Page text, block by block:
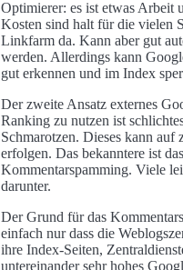
Optimierer: es ist etwas Arbeit
Kosten sind halt für die vielen
Linkfarm da. Kann aber gut
werden. Allerdings kann
gut erkennen und im Index
Der zweite Ansatz externes
Ranking zu nutzen ist
Schmarotzen. Dieses kann auf
erfolgen. Das bekanntere ist das
Kommentarspamming. Viele
darunter.
Der Grund für das
einfach nur dass die
ihre Index-Seiten,
untereinander sehr hohes